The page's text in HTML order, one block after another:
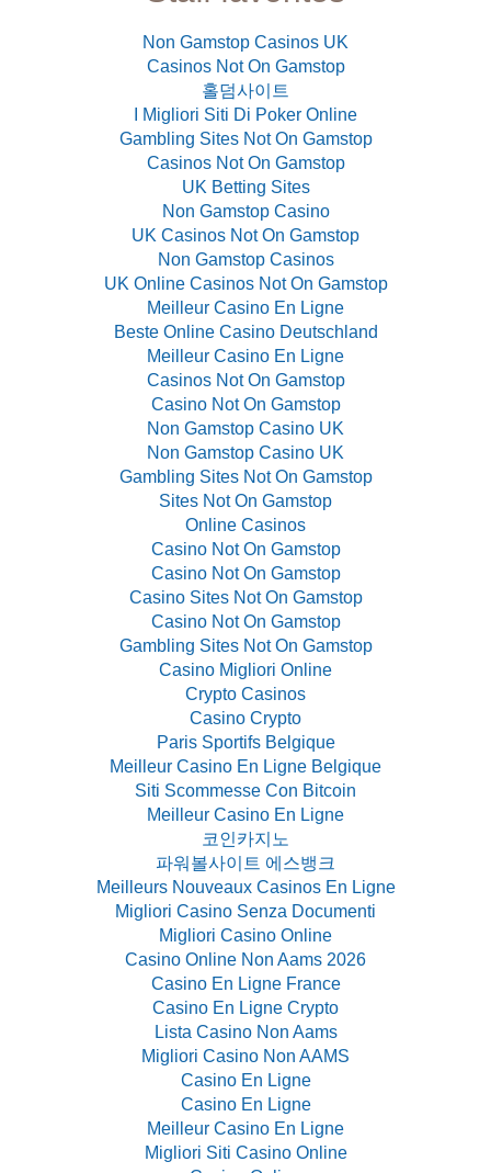
Non Gamstop Casinos UK
Casinos Not On Gamstop
홀덤사이트
I Migliori Siti Di Poker Online
Gambling Sites Not On Gamstop
Casinos Not On Gamstop
UK Betting Sites
Non Gamstop Casino
UK Casinos Not On Gamstop
Non Gamstop Casinos
UK Online Casinos Not On Gamstop
Meilleur Casino En Ligne
Beste Online Casino Deutschland
Meilleur Casino En Ligne
Casinos Not On Gamstop
Casino Not On Gamstop
Non Gamstop Casino UK
Non Gamstop Casino UK
Gambling Sites Not On Gamstop
Sites Not On Gamstop
Online Casinos
Casino Not On Gamstop
Casino Not On Gamstop
Casino Sites Not On Gamstop
Casino Not On Gamstop
Gambling Sites Not On Gamstop
Casino Migliori Online
Crypto Casinos
Casino Crypto
Paris Sportifs Belgique
Meilleur Casino En Ligne Belgique
Siti Scommesse Con Bitcoin
Meilleur Casino En Ligne
코인카지노
파워볼사이트 에스뱅크
Meilleurs Nouveaux Casinos En Ligne
Migliori Casino Senza Documenti
Migliori Casino Online
Casino Online Non Aams 2026
Casino En Ligne France
Casino En Ligne Crypto
Lista Casino Non Aams
Migliori Casino Non AAMS
Casino En Ligne
Casino En Ligne
Meilleur Casino En Ligne
Migliori Siti Casino Online